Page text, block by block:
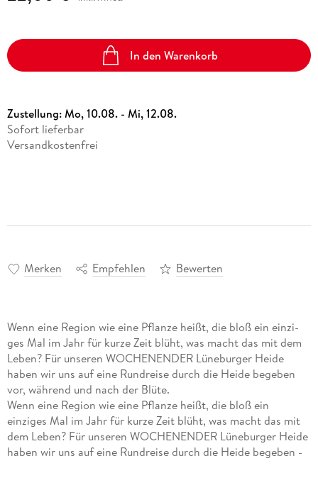
In den Warenkorb
Zustellung:Mo, 10.08. - Mi, 12.08.
Sofort lieferbar
Versandkostenfrei
Merken Empfehlen Bewerten
Wenn eine Region wie eine Pflanze heißt, die bloß ein einzi­
ges Mal im Jahr für kurze Zeit blüht, was macht das mit dem
Leben? Für unseren WOCHENENDER Lüneburger Heide
haben wir uns auf eine Rundreise durch die Heide begeben
vor, während und nach der Blüte.
Wenn eine Region wie eine Pflanze heißt, die bloß ein
einziges Mal im Jahr für kurze Zeit blüht, was macht das mit
dem Leben? Für unseren WOCHENENDER Lüneburger Heide
haben wir uns auf eine Rundreise durch die Heide begeben -